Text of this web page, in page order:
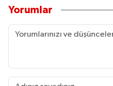
Yorumlar